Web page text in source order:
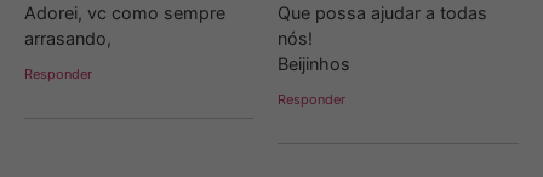
Adorei, vc como sempre
arrasando,
Responder
Que possa ajudar a todas
nós!
Beijinhos
Responder